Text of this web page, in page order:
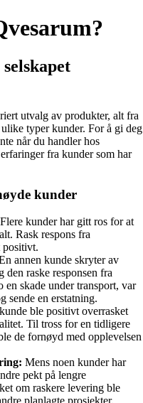
utvalg av produkter, alt fra
typer kunder. For å gi deg
når du handler hos
fra kunder som har
kunder
Flere kunder har gitt ros for at
Rask respons fra
positivt.
annen kunde skryter av
den raske responsen fra
en skade under transport, var
sende en erstatning.
ble positivt overrasket
Til tross for en tidligere
de fornøyd med opplevelsen
Mens noen kunder har
pekt på lengre
om raskere levering ble